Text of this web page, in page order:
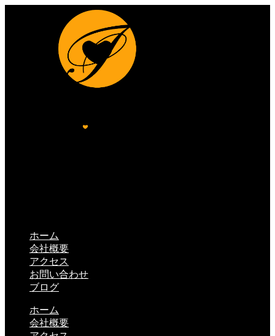
ホーム
会社概要
アクセス
お問い合わせ
ブログ
ホーム
会社概要